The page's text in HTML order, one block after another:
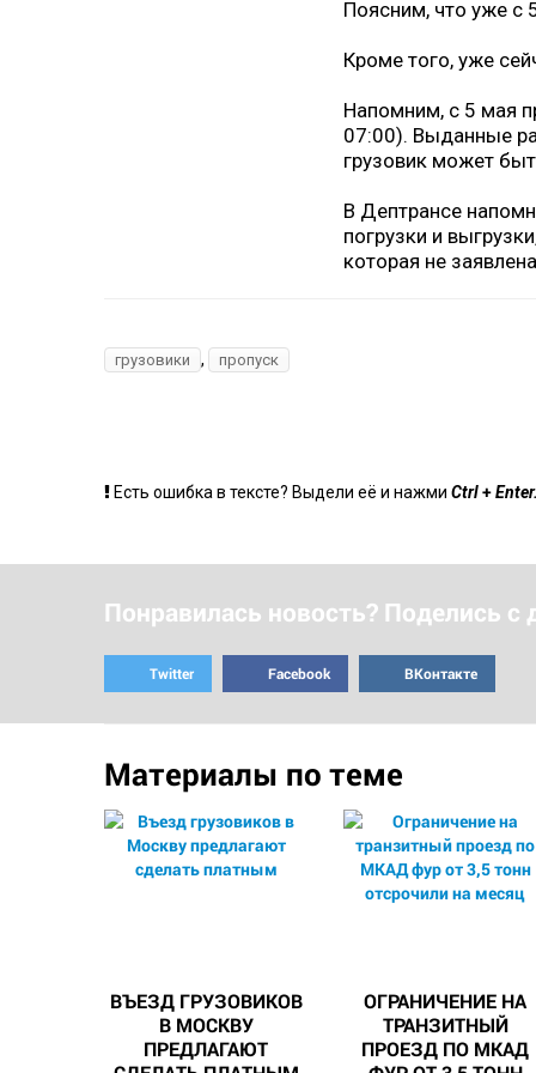
Поясним, что уже с
Кроме того, уже
Напомним, с 5 мая
07:00). Выданные
грузовик может
В Дептрансе
погрузки и
которая не
грузовики , пропуск
Есть ошибка в тексте? Выдели её и нажми Ctrl+
Понравилась новость? Поделись с
Twitter Facebook ВКонтакте
Материалы по теме
ВЪЕЗД ГРУЗОВИКОВ
В МОСКВУ
ПРЕДЛАГАЮТ
ОГРАНИЧЕНИЕ НА
ТРАНЗИТНЫЙ
ПРОЕЗД ПО МКАД